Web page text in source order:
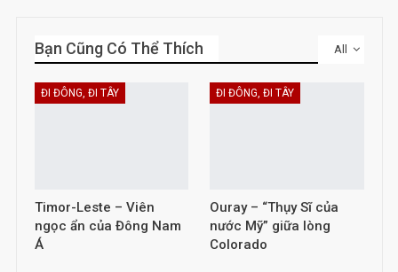
All
Bạn Cũng Có Thể Thích
ĐI ĐÔNG, ĐI TÂY
Timor-Leste – Viên
ngọc ẩn của Đông Nam
Á
ĐI ĐÔNG, ĐI TÂY
Ouray – “Thụy Sĩ của
nước Mỹ” giữa lòng
Colorado